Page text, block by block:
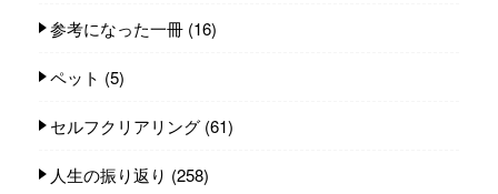
参考になった一冊 (16)
ペット (5)
セルフクリアリング (61)
人生の振り返り (258)